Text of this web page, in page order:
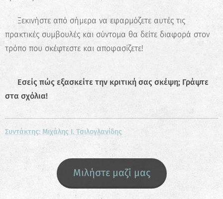
✨ Ξεκινήστε από σήμερα να εφαρμόζετε αυτές τις
πρακτικές συμβουλές και σύντομα θα δείτε διαφορά στον
τρόπο που σκέφτεστε και αποφασίζετε!
Εσείς πώς εξασκείτε την κριτική σας σκέψη; Γράψτε
στα σχόλια!
Συντάκτης: Μιχάλης Ι. Τσιλογλανίδης
Μιλήστε μαζί μας